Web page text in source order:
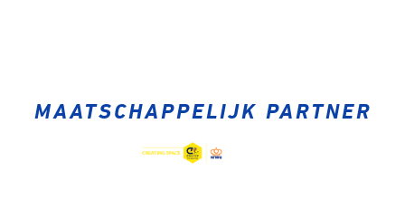
MAATSCHAPPELIJK PARTNER